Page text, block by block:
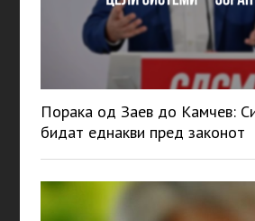
Порака од Заев до Камчев:
бидат еднакви пред законот